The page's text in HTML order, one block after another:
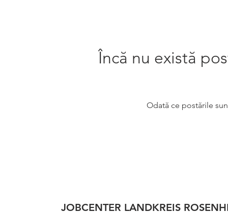
Încă nu există
Odată ce postările
JOBCENTER LANDKREIS